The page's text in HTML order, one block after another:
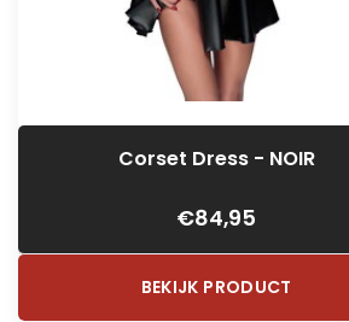
Corset Dress - NOIR
€84,95
BEKIJK PRODUCT